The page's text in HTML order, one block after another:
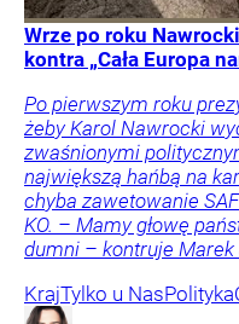
Wrze po roku
kontra „Cała Europa
Po pierwszym roku
żeby Karol Nawrocki
zwaśnionymi
największą hańbą na
chyba zawetowanie
KO. – Mamy głowę
dumni – kontruje Marek
KrajTylko u NasPolityka